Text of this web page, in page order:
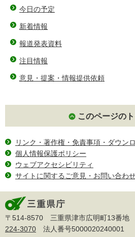
今日の予定
新着情報
報道発表資料
注目情報
意見・提案・情報提供依頼
このページの
リンク・著作権・免責事項・ダウン
個人情報保護ポリシー
ウェブアクセシビリティ
サイトに関するご意見・お問い合わ
〒514-8570 三重県津市広明町13番地
224-3070 法人番号5000020240001